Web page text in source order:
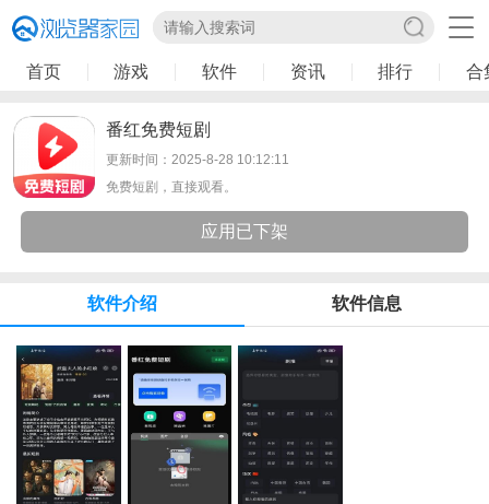
首页 游戏 软件 资讯 排行 合
番红免费短剧
更新时间：2025-8-28 10:12:11
免费短剧，直接观看。
应用已下架
软件介绍 软件信息